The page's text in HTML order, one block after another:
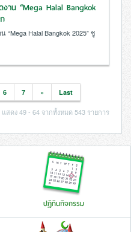
งาน “Mega Halal Bangkok
Halal Bangkok 2025” ชู
6 7 » Last
แสดง 49 - 64 จากทั้งหมด 543 รายการ
ปฏิทินกิจกรรม